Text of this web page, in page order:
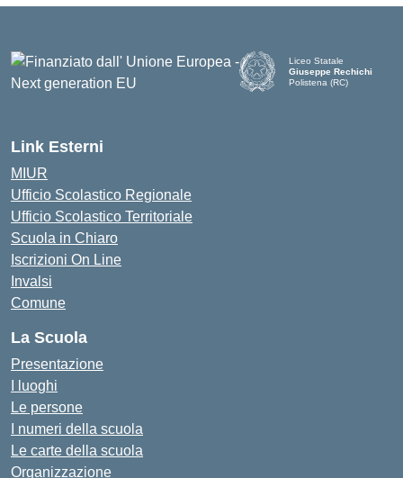
Liceo Statale
Giuseppe Rechichi
Polistena (RC)
Link Esterni
MIUR
Ufficio Scolastico Regionale
Ufficio Scolastico Territoriale
Scuola in Chiaro
Iscrizioni On Line
Invalsi
Comune
La Scuola
Presentazione
I luoghi
Le persone
I numeri della scuola
Le carte della scuola
Organizzazione